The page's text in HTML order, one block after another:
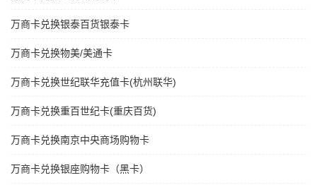
万商卡兑换银泰百货银泰卡
万商卡兑换物美/美通卡
万商卡兑换世纪联华充值卡(杭州联华)
万商卡兑换重百世纪卡(重庆百货)
万商卡兑换南京中央商场购物卡
万商卡兑换银座购物卡（黑卡）